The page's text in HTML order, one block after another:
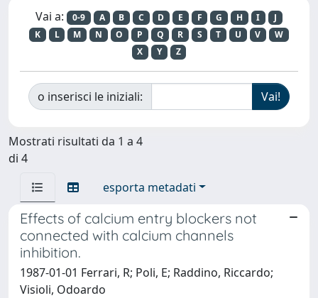
Vai a: 0-9 A B C D E F G H I
J
K
L M N O P Q R S T U V
W
X
Y Z
o inserisci le iniziali:
Mostrati risultati da 1 a 4
di 4
esporta metadati
Effects of calcium entry blockers not
connected with calcium channels
inhibition.
1987-01-01 Ferrari, R; Poli, E; Raddino, Riccardo;
Visioli, Odoardo